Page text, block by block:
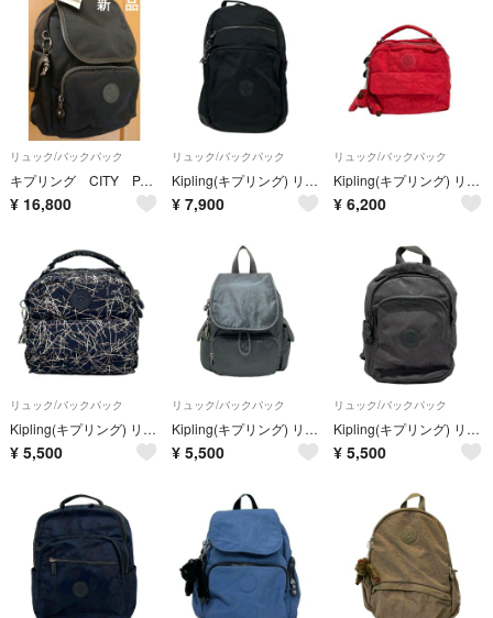
リュック/バックパック
キプリング CITY PACK MINI 新品
¥ 16,800
リュック/バックパック
Kipling(キプリング) リュックサック - 黒
¥ 7,900
リュック/バックパック
Kipling(キプリング) リュックサック - ピンク ミニバッグ
¥ 6,200
リュック/バックパック
Kipling(キプリング) リュックサック - ダークネイビー×ライトパープル×シルバー 2way/ミニバッグ
¥ 5,500
リュック/バックパック
Kipling(キプリング) リュックサック - ダークグレー
¥ 5,500
リュック/バックパック
Kipling(キプリング) リュックサック - グレー×ダークグレー 迷彩柄
¥ 5,500